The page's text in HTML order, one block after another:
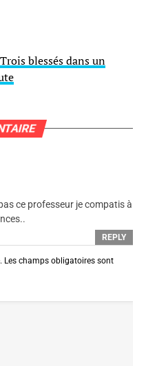
blessés dans un
ce professeur je compatis à
REPLY
Les champs obligatoires sont